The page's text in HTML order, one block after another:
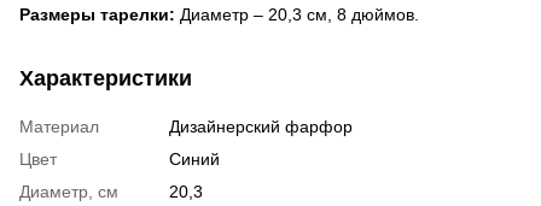
Размеры тарелки: Диаметр – 20,3 см, 8 дюймов.
Характеристики
Материал
Дизайнерский фарфор
Цвет
Синий
Диаметр, см
20,3